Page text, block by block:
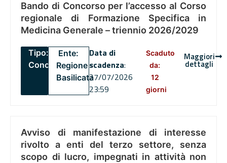
Bando di Concorso per l’accesso al Corso
regionale di Formazione Specifica in
Medicina Generale – triennio 2026/2029
Tipo:
Concorsi
Ente:
Regione
Basilicata
Data di
scadenza:
27/07/2026
23:59
Scaduto
da:
12
giorni
Maggiori
dettagli
Avviso di manifestazione di interesse
rivolto a enti del terzo settore, senza
scopo di lucro, impegnati in attività non